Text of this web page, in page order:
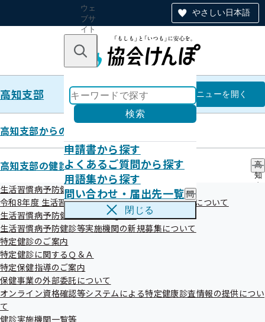
やさしい日本語
ウェ
ブサ
イト
のナ
ン
キーワードで探す
検索
申請書から探す
よくあるご質問から探す
用語集から探す
問い合わせ・届出先一覧 問
い
わ
一
覧
閉じる
高知支部 高知支部
メニューを開く
高知支部からのお知らせ
高知支部の健診・保健指導のご案内
高
知
の
生活習慣病予防健診のご案内
令和8年度 生活習慣病予防健診機関の受付開始時期について
生活習慣病予防健診に関するＱ＆Ａ
生活習慣病予防健診等実施機関の新規募集について
特定健診のご案内
特定健診に関するＱ＆Ａ
特定保健指導のご案内
保健事業の外部委託について
オンライン資格確認等システムによる特定健康診査情報の提供につい
て
健診実施機関一覧等
オンライン資格確認等システムに
よる特定健康診査情報の提供につ
いて
令和07年07月07日
協会けんぽは、オンライン資格確認等システムを導入してい
ます。
このシステムの機能の一つとして、協会けんぽに加入する前
に加入していた健康保険（旧保険者）において実施された特